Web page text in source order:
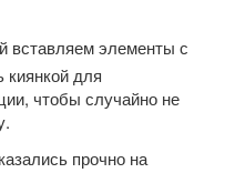
вставляем элементы с
киянкой для
чтобы случайно не
прочно на